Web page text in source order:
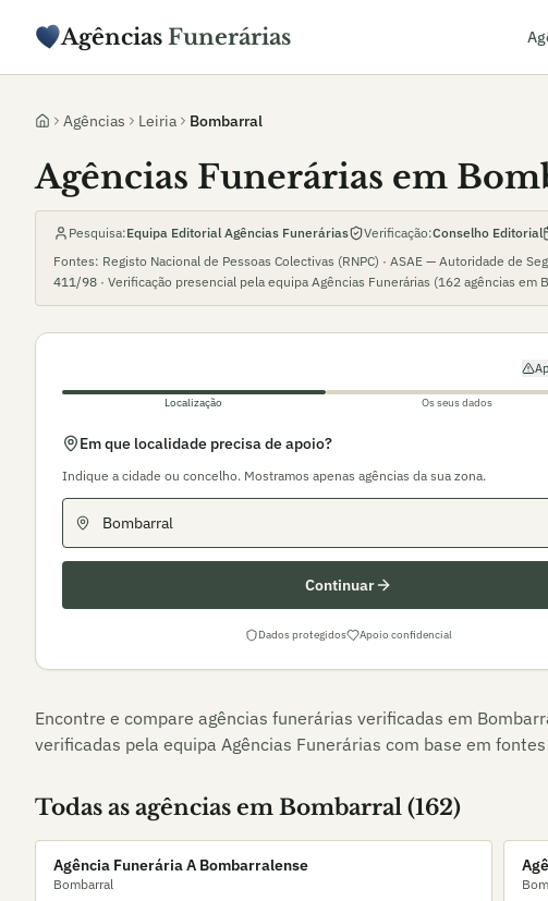
Agências Funerárias
Agências Leiria Bombarral
Agências Funerárias em
Pesquisa:Equipa Editorial Agências Funerárias Verificação:Conselho Editorial
Fontes: Registo Nacional de Pessoas Colectivas (RNPC) · ASAE — Autoridade de
411/98 · Verificação presencial pela equipa Agências Funerárias (162 agências em
Localização Os seus dados
Em que localidade precisa de apoio?
Indique a cidade ou concelho. Mostramos apenas agências da sua zona.
Continuar
Dados protegidos Apoio confidencial
Encontre e compare agências funerárias verificadas em
verificadas pela equipa Agências Funerárias com base em
Todas as agências em Bombarral (162)
Agência Funerária A Bombarralense
Bombarral